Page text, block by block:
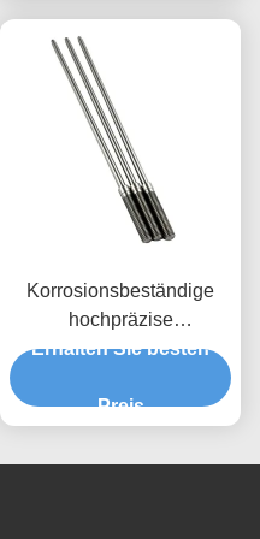
Anwendbar
Korrosionsbeständige
hochpräzise
Edelstahlwelle,
bearbeitete Wellenteile
Erhalten Sie besten
Preis